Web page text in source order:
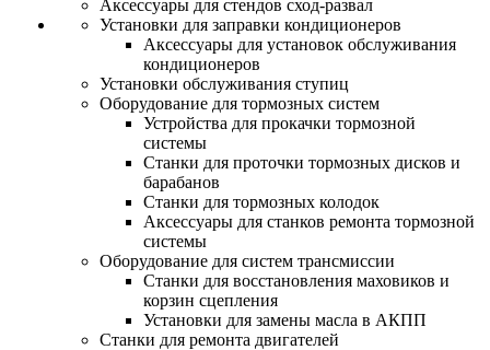
Аксессуары для стендов сход-развал
Установки для заправки кондиционеров
Аксессуары для установок обслуживания
кондиционеров
Установки обслуживания ступиц
Оборудование для тормозных систем
Устройства для прокачки тормозной
системы
Станки для проточки тормозных дисков и
барабанов
Станки для тормозных колодок
Аксессуары для станков ремонта тормозной
системы
Оборудование для систем трансмиссии
Станки для восстановления маховиков и
корзин сцепления
Установки для замены масла в АКПП
Станки для ремонта двигателей